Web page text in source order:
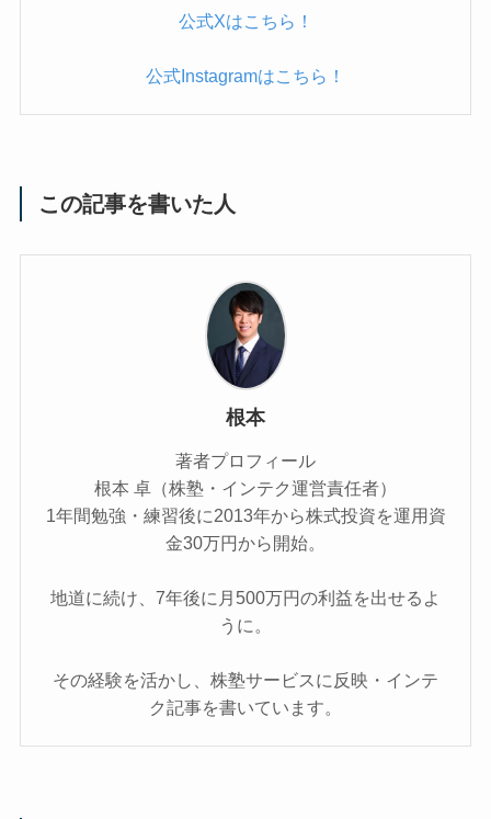
公式Xはこちら！
公式Instagramはこちら！
この記事を書いた人
根本
著者プロフィール
根本 卓（株塾・インテク運営責任者）
1年間勉強・練習後に2013年から株式投資を運用資
金30万円から開始。
地道に続け、7年後に月500万円の利益を出せるよ
うに。
その経験を活かし、株塾サービスに反映・インテ
ク記事を書いています。